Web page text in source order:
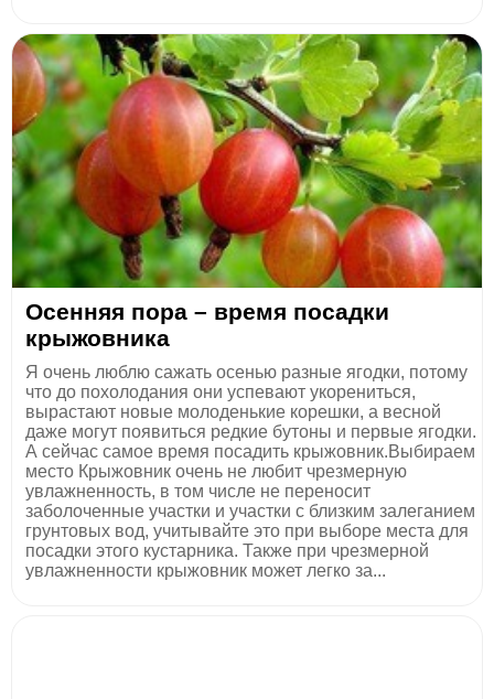
Осенняя пора – время посадки
крыжовника
Я очень люблю сажать осенью разные ягодки, потому
что до похолодания они успевают укорениться,
вырастают новые молоденькие корешки, а весной
даже могут появиться редкие бутоны и первые ягодки.
А сейчас самое время посадить крыжовник.Выбираем
место Крыжовник очень не любит чрезмерную
увлажненность, в том числе не переносит
заболоченные участки и участки с близким залеганием
грунтовых вод, учитывайте это при выборе места для
посадки этого кустарника. Также при чрезмерной
увлажненности крыжовник может легко за...